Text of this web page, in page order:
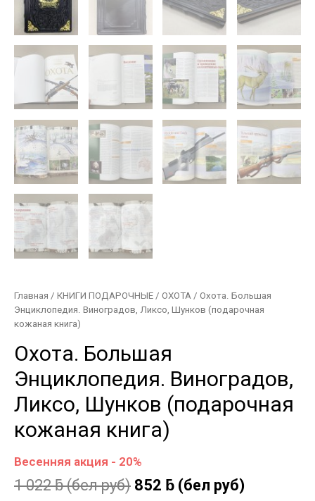
Главная / КНИГИ ПОДАРОЧНЫЕ / ОХОТА / Охота. Большая
Энциклопедия. Виноградов, Ликсо, Шунков (подарочная
кожаная книга)
Охота. Большая
Энциклопедия. Виноградов,
Ликсо, Шунков (подарочная
кожаная книга)
Весенняя акция - 20%
1 022ƃ(бел руб) 852 ƃ (бел руб)